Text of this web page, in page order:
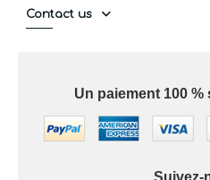
Contact us
Un paiement 100
Suivez-